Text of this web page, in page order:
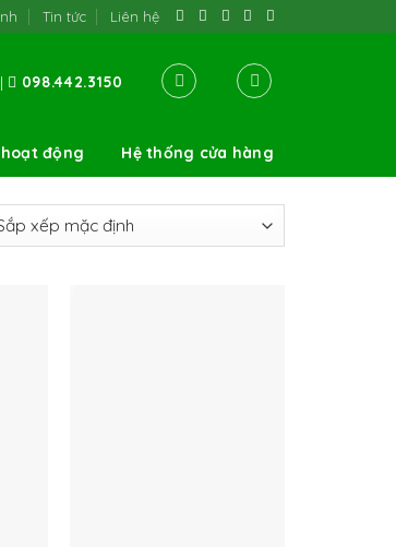
Tin tức Liên hệ
098.442.3150
động Hệ thống cửa hàng